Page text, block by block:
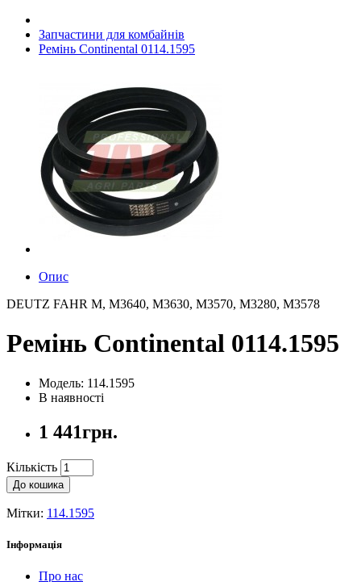
Запчастини для комбайнів
Ремінь Continental 0114.1595
Опис
DEUTZ FAHR M, M3640, M3630, M3570, M3280, M3578
Ремінь Continental 0114.1595
Модель: 114.1595
В наявності
1 441грн.
Кількість
До кошика
Мітки: 114.1595
Інформація
Про нас